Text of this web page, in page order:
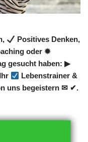
Positives Denken,
oder ✹
gesucht haben: ▶︎
Lebenstrainer &
uns begeistern ✉ ✔.